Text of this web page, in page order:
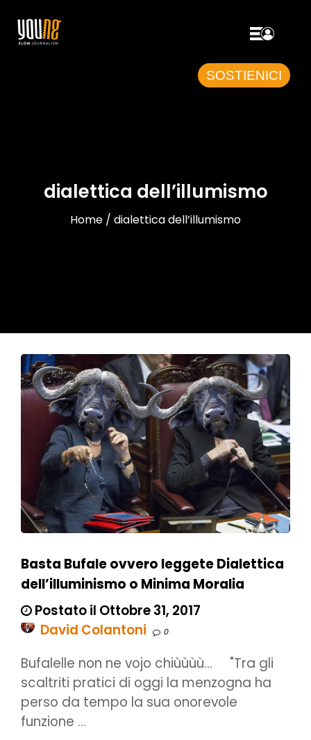
SOSTIENICI
dialettica dell’illumismo
Home / dialettica dell’illumismo
Basta Bufale ovvero leggete Dialettica
dell’illuminismo o Minima Moralia
Postato il Ottobre 31, 2017
David Colantoni
0
Bufalelle non ne vojo chiùùùù... "Tra gli
scaltriti pratici di oggi la menzogna ha
perso da tempo la sua onorevole
funzione …